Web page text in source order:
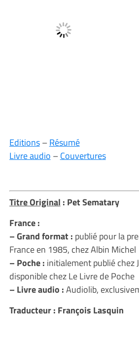
Editions–Résumé
Livre audio –Couvertures
Titre Original : Pet Sematary
France :
– Grand format : publié pour la
France en 1985, chez Albin Michel
– Poche : initialement publié chez
disponible chez Le Livre de Poche
– Livre audio :Audiolib,
Traducteur : François Lasquin